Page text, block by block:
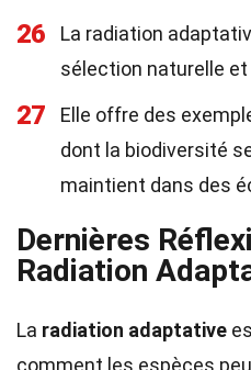
26
La radiation
sélection naturelle et
27
Elle offre des
dont la biodiversité
maintient dans des
Dernières
Radiation
La radiation adaptative
comment les espèces